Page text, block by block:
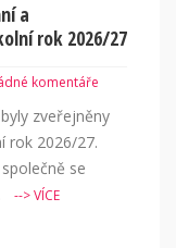
a
rok 2026/27
komentáře
zveřejněny
rok 2026/27.
se
--> VÍCE